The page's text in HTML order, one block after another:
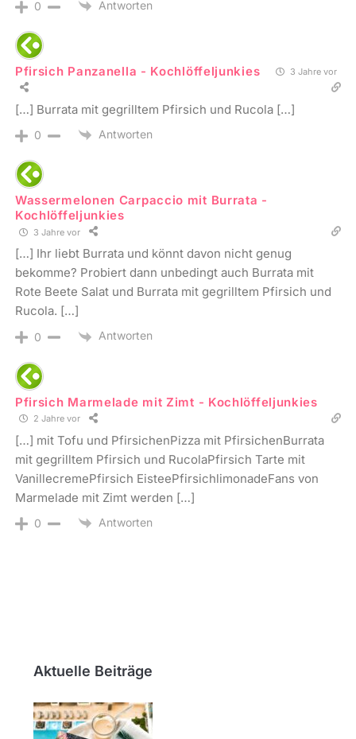
0 Antworten
Pfirsich Panzanella - Kochlöffeljunkies 3 Jahre vor
[…] Burrata mit gegrilltem Pfirsich und Rucola […]
0 Antworten
Wassermelonen Carpaccio mit Burrata -
Kochlöffeljunkies
3 Jahre vor
[…] Ihr liebt Burrata und könnt davon nicht genug
bekomme? Probiert dann unbedingt auch Burrata mit
Rote Beete Salat und Burrata mit gegrilltem Pfirsich und
Rucola. […]
0 Antworten
Pfirsich Marmelade mit Zimt - Kochlöffeljunkies
2 Jahre vor
[…] mit Tofu und PfirsichenPizza mit PfirsichenBurrata
mit gegrilltem Pfirsich und RucolaPfirsich Tarte mit
VanillecremePfirsich EisteePfirsichlimonadeFans von
Marmelade mit Zimt werden […]
0 Antworten
Aktuelle Beiträge